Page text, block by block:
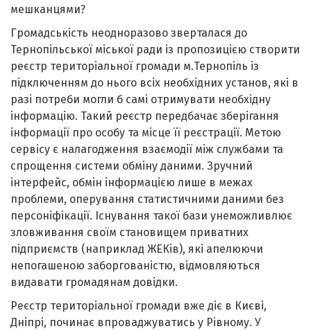
мешканцями?
Громадськість неодноразово зверталася до
Тернопільської міської ради із пропозицією створити
реєстр територіальної громади м.Тернопіль із
підключенням до нього всіх необхідних установ, які в
разі потреби могли б самі отримувати необхідну
інформацію. Такий реєстр передбачає зберігання
інформації про особу та місце її реєстрації. Метою
сервісу є налагодження взаємодії між службами та
спрощення системи обміну даними. Зручний
інтерфейс, обмін інформацією лише в межах
проблеми, оперування статистичними даними без
персоніфікації. Існування такої бази унеможливлює
зловживання своїм становищем приватних
підприємств (наприклад ЖЕКів), які апелюючи
непогашеною заборгованістю, відмовляються
видавати громадянам довідки.
Реєстр територіальної громади вже діє в Києві,
Дніпрі, починає впроваджуватись у Рівному. У